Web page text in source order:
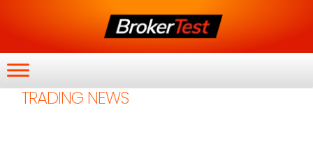
TRADING NEWS